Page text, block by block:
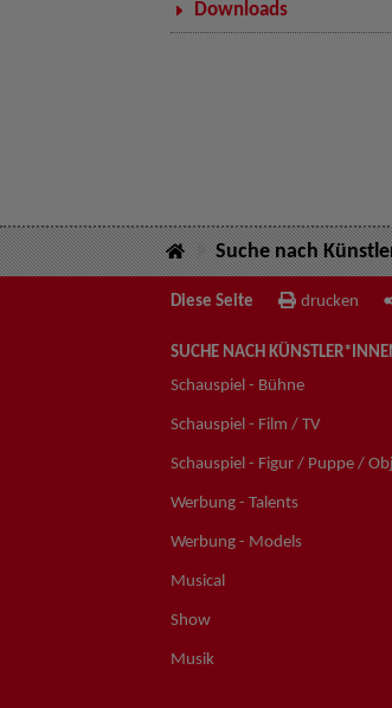
Downloads
Suche nach
Diese Seite drucken
SUCHE NACH
Schauspiel - Bühne
Schauspiel - Film / TV
Schauspiel - Figur / Puppe /
Werbung - Talents
Werbung - Models
Musical
Show
Musik